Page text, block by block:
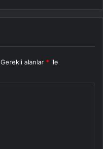
Gerekli alanlar * ile